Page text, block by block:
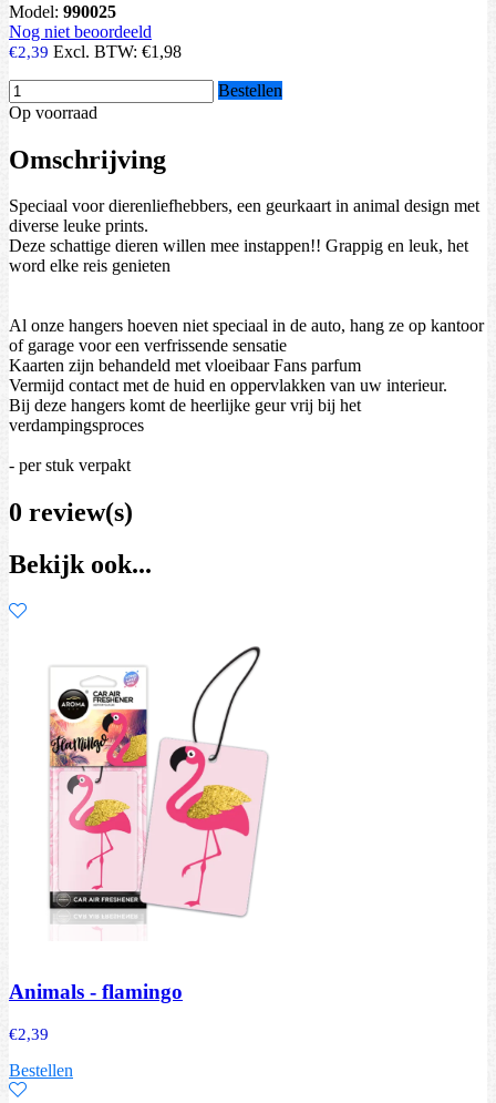
Model: 990025
Nog niet beoordeeld
€2,39 Excl. BTW: €1,98
Bestellen
Op voorraad
Omschrijving
Speciaal voor dierenliefhebbers, een geurkaart in animal design met
diverse leuke prints.
Deze schattige dieren willen mee instappen!! Grappig en leuk, het
word elke reis genieten
Al onze hangers hoeven niet speciaal in de auto, hang ze op kantoor
of garage voor een verfrissende sensatie
Kaarten zijn behandeld met vloeibaar Fans parfum
Vermijd contact met de huid en oppervlakken van uw interieur.
Bij deze hangers komt de heerlijke geur vrij bij het
verdampingsproces
- per stuk verpakt
0 review(s)
Bekijk ook...
Animals - flamingo
€2,39
Bestellen